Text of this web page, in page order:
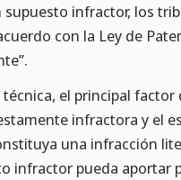
infractor, los
con la Ley de
el principal factor
infractora y el
una infracción
infractor pueda aportar